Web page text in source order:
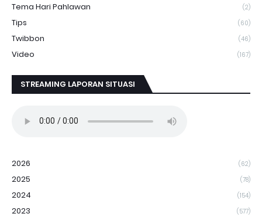
Tema Hari Pahlawan (2)
Tips (60)
Twibbon (46)
Video (167)
STREAMING LAPORAN SITUASI
2026 (62)
2025 (78)
2024 (154)
2023 (577)